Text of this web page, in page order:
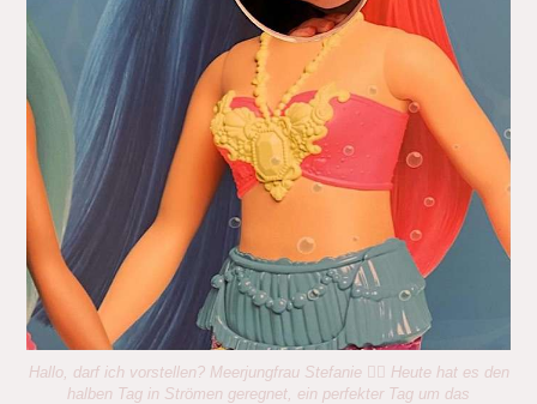
Hallo, darf ich vorstellen? Meerjungfrau Stefanie 🧜‍♀️ Heute hat es den
halben Tag in Strömen geregnet, ein perfekter Tag um das